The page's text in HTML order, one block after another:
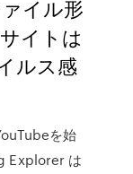
イル形
イトは
ルス感
を始
Explorer は